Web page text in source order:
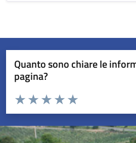
Quanto sono chiare le
pagina?
Valuta da 1 a 5 stelle la pagina
Valuta 5 stelle su 5
Valuta 4 stelle su 5
Valuta 3 stelle su 5
Valuta 2 stelle su 5
Valuta 1 stelle su 5